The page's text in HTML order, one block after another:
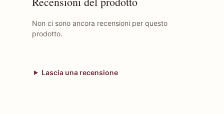
Non ci sono ancora recensioni per questo
prodotto.
Lascia una recensione